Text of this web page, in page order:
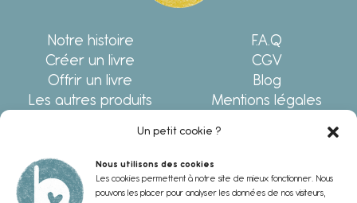
Un petit cookie ?
Nous utilisons des cookies
Les cookies permettent à notre site de mieux fonctionner. Nous
pouvons les placer pour analyser les données de nos visiteurs,
Notre histoire
Créer un livre
Offrir un livre
Les autres produits
F.A.Q
CGV
Blog
Mentions légales
NOUS SUIVRE